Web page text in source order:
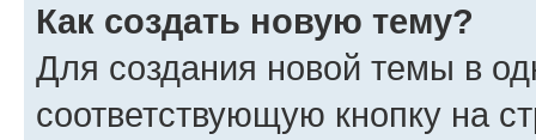
Как создать новую тему?
Для создания новой темы в
соответствующую кнопку на